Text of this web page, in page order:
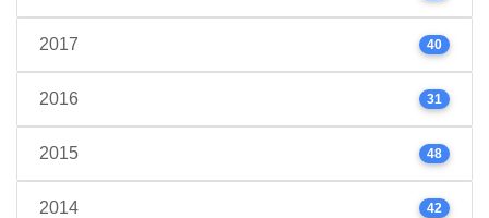
2017 40
2016 31
2015 48
2014 42